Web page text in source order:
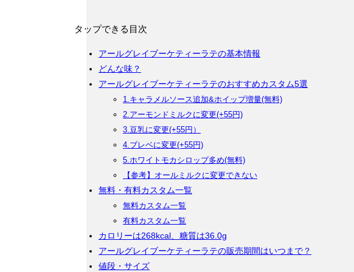
タップできる目次
アールグレイブーケティーラテの基本情報
どんな味？
アールグレイブーケティーラテのおすすめカスタム5選
1.キャラメルソース追加&ホイップ増量(無料)
2.アーモンドミルクに変更(+55円)
3.豆乳に変更(+55円）
4.ブレベに変更(+55円)
5.ホワイトモカシロップ多め(無料)
【参考】オールミルクに変更できない
無料・有料カスタム一覧
無料カスタム一覧
有料カスタム一覧
カロリーは268kcal、糖質は36.0g
アールグレイブーケティーラテの販売期間はいつまで？
値段・サイズ